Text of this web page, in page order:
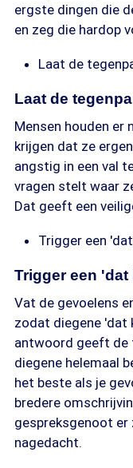
ergste dingen die
en zeg die hardop
Laat de
Laat de
Mensen houden er
krijgen dat ze
angstig in een val
vragen stelt waar
Dat geeft een
Trigger een
Trigger een
Vat de gevoelens
zodat diegene 'dat
antwoord geeft de
diegene helemaal
het beste als je
bredere
gespreksgenoot er
nagedacht.